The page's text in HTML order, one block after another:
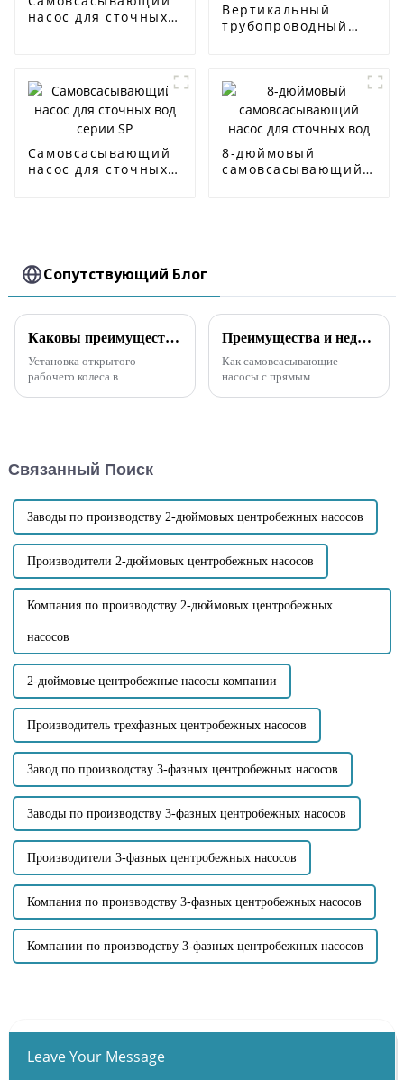
насос для сточных
Вертикальный
трубопроводный
Самовсасывающий
насос для сточных
8-дюймовый
самовсасывающий
Сопутствующий Блог
Каковы преимущества самовсасывающего канализационного насоса с открытым рабочим колесом?
Установка открытого
рабочего колеса в
очистка и высокая защита от
Преимущества и недостатки самовсасывающих насосов прямого и раздельного типа
Как самовсасывающие
насосы с прямым
включают: Компактная
конструкция...
Связанный Поиск
Заводы по производству 2-дюймовых центробежных насосов
Производители 2-дюймовых центробежных насосов
Компания по производству 2-дюймовых центробежных
насосов
2-дюймовые центробежные насосы компании
Производитель трехфазных центробежных насосов
Завод по производству 3-фазных центробежных насосов
Заводы по производству 3-фазных центробежных насосов
Производители 3-фазных центробежных насосов
Компания по производству 3-фазных центробежных насосов
Компании по производству 3-фазных центробежных насосов
Leave Your Message